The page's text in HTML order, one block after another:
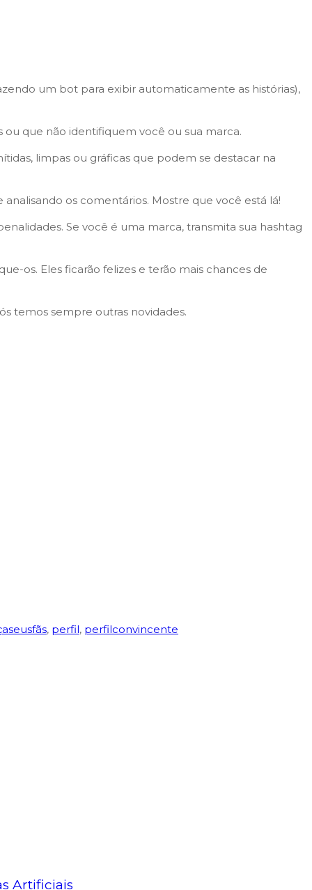
um bot para exibir automaticamente as histórias),
ou que não identifiquem você ou sua marca.
limpas ou gráficas que podem se destacar na
analisando os comentários. Mostre que você está lá!
Se você é uma marca, transmita sua hashtag
os. Eles ficarão felizes e terão mais chances de
temos sempre outras novidades.
, perfil, perfilconvincente
Artificiais